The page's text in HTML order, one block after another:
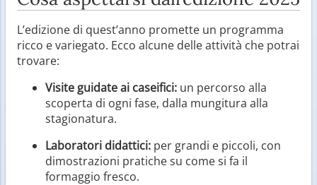
L’edizione di quest’anno promette un programma
ricco e variegato. Ecco alcune delle attività che potrai
trovare:
Visite guidate ai caseifici: un percorso alla
scoperta di ogni fase, dalla mungitura alla
stagionatura.
Laboratori didattici: per grandi e piccoli, con
dimostrazioni pratiche su come si fa il
formaggio fresco.